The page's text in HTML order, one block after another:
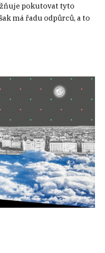
pokutovat tyto
má řadu odpůrců, a to